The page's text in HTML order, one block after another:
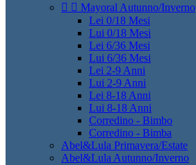
  Mayoral Autunno/Inverno
Lei 0/18 Mesi
Lui 0/18 Mesi
Lei 6/36 Mesi
Lui 6/36 Mesi
Lei 2-9 Anni
Lui 2-9 Anni
Lei 8-18 Anni
Lui 8-18 Anni
Corredino - Bimbo
Corredino - Bimba
Abel&Lula Primavera/Estate
Abel&Lula Autunno/Inverno